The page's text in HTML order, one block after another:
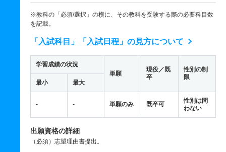
※教科の「必須/選択」の横に、その教科を受験する際の必要科目数
を記載。
「入試科目」「入試日程」の見方について
学習成績の状況
単願
現役／既
卒
性別の制
限
最小 最大
- - 単願のみ 既卒可
性別は問
わない
出願資格の詳細
（必須）志望理由書提出。